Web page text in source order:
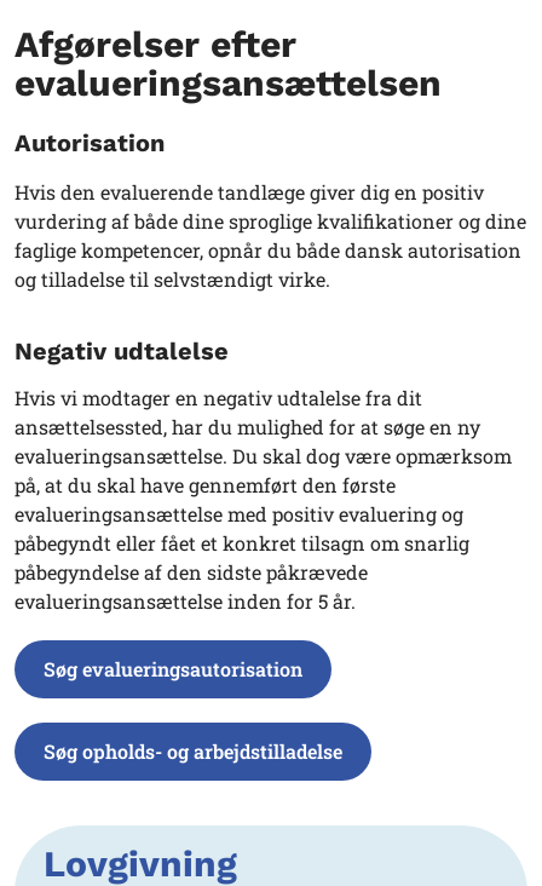
Afgørelser efter
evalueringsansættelsen
Autorisation
Hvis den evaluerende tandlæge giver dig en positiv
vurdering af både dine sproglige kvalifikationer og dine
faglige kompetencer, opnår du både dansk autorisation
og tilladelse til selvstændigt virke.
Negativ udtalelse
Hvis vi modtager en negativ udtalelse fra dit
ansættelsessted, har du mulighed for at søge en ny
evalueringsansættelse. Du skal dog være opmærksom
på, at du skal have gennemført den første
evalueringsansættelse med positiv evaluering og
påbegyndt eller fået et konkret tilsagn om snarlig
påbegyndelse af den sidste påkrævede
evalueringsansættelse inden for 5 år.
Søg evalueringsautorisation
Søg opholds- og arbejdstilladelse
Lovgivning